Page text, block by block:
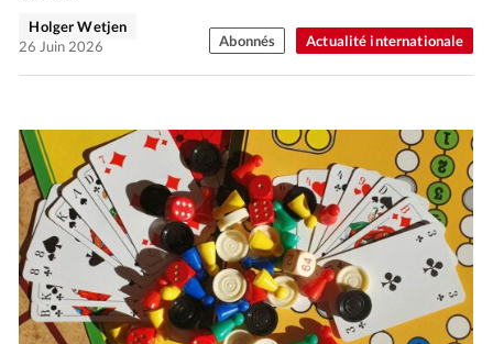
Actualité internationale
Holger Wetjen
26 Juin 2026
Abonnés